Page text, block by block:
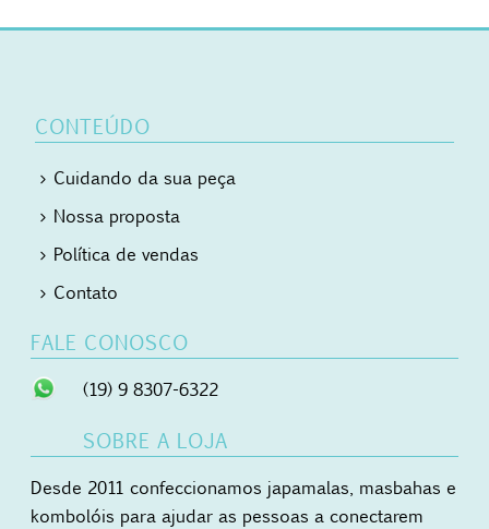
CONTEÚDO
Cuidando da sua peça
Nossa proposta
Política de vendas
Contato
FALE CONOSCO
(19) 9 8307-6322
SOBRE A LOJA
Desde 2011 confeccionamos japamalas, masbahas e
kombolóis para ajudar as pessoas a conectarem